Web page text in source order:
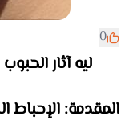
0
ليه آثار
المقدمة: الإحباط